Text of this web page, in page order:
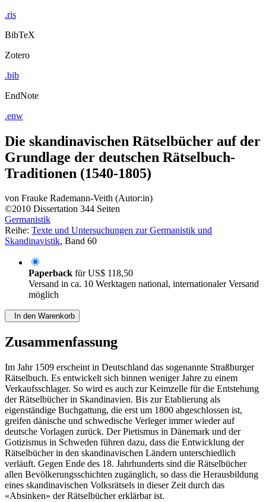
.ris
BibTeX
Zotero
.bib
EndNote
.enw
Die skandinavischen Rätselbücher auf der
Grundlage der deutschen Rätselbuch-
Traditionen (1540-1805)
von Frauke Rademann-Veith (Autor:in)
©2010 Dissertation 344 Seiten
Germanistik
Reihe: Texte und Untersuchungen zur Germanistik und
Skandinavistik, Band 60
Paperback fürUS$ 118,50
Versand in ca. 10 Werktagen national, internationaler Versand
möglich
In den Warenkorb
Zusammenfassung
Im Jahr 1509 erscheint in Deutschland das sogenannte Straßburger
Rätselbuch. Es entwickelt sich binnen weniger Jahre zu einem
Verkaufsschlager. So wird es auch zur Keimzelle für die Entstehung
der Rätselbücher in Skandinavien. Bis zur Etablierung als
eigenständige Buchgattung, die erst um 1800 abgeschlossen ist,
greifen dänische und schwedische Verleger immer wieder auf
deutsche Vorlagen zurück. Der Pietismus in Dänemark und der
Gotizismus in Schweden führen dazu, dass die Entwicklung der
Rätselbücher in den skandinavischen Ländern unterschiedlich
verläuft. Gegen Ende des 18. Jahrhunderts sind die Rätselbücher
allen Bevölkerungsschichten zugänglich, so dass die Herausbildung
eines skandinavischen Volksrätsels in dieser Zeit durch das
«Absinken» der Rätselbücher erklärbar ist.